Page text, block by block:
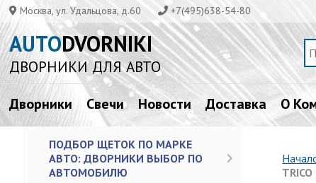
Москва, ул. Удальцова, д.60 +7(495)638-54-80
AUTODVORNIKI
ДВОРНИКИ ДЛЯ АВТО
Дворники Свечи Новости Доставка О
ПОДБОР ЩЕТОК ПО МАРКЕ
АВТО: ДВОРНИКИ ВЫБОР ПО
АВТОМОБИЛЮ